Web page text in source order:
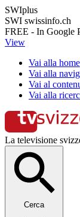
SWIplus
SWI swissinfo.ch
FREE - In Google
View
Vai alla
Vai alla
Vai al
Vai alla
La televisione
Cerca